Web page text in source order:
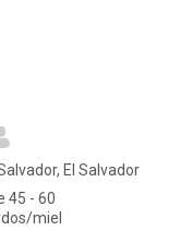
El Salvador
45 - 60
miel